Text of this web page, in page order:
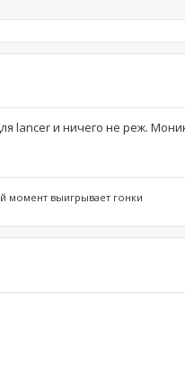
lancer и ничего не реж.
момент выигрывает гонки